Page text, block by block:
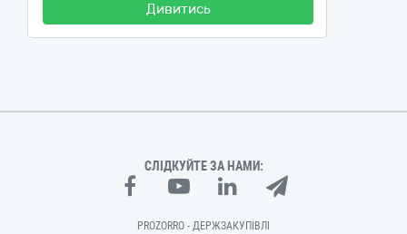
Дивитись
СЛІДКУЙТЕ ЗА НАМИ:
PROZORRO - ДЕРЖЗАКУПІВЛІ